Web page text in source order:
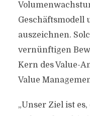
Geschäftsmodell
auszeichnen.
vernünftigen
Kern des Value-
Value
„Unser Ziel ist